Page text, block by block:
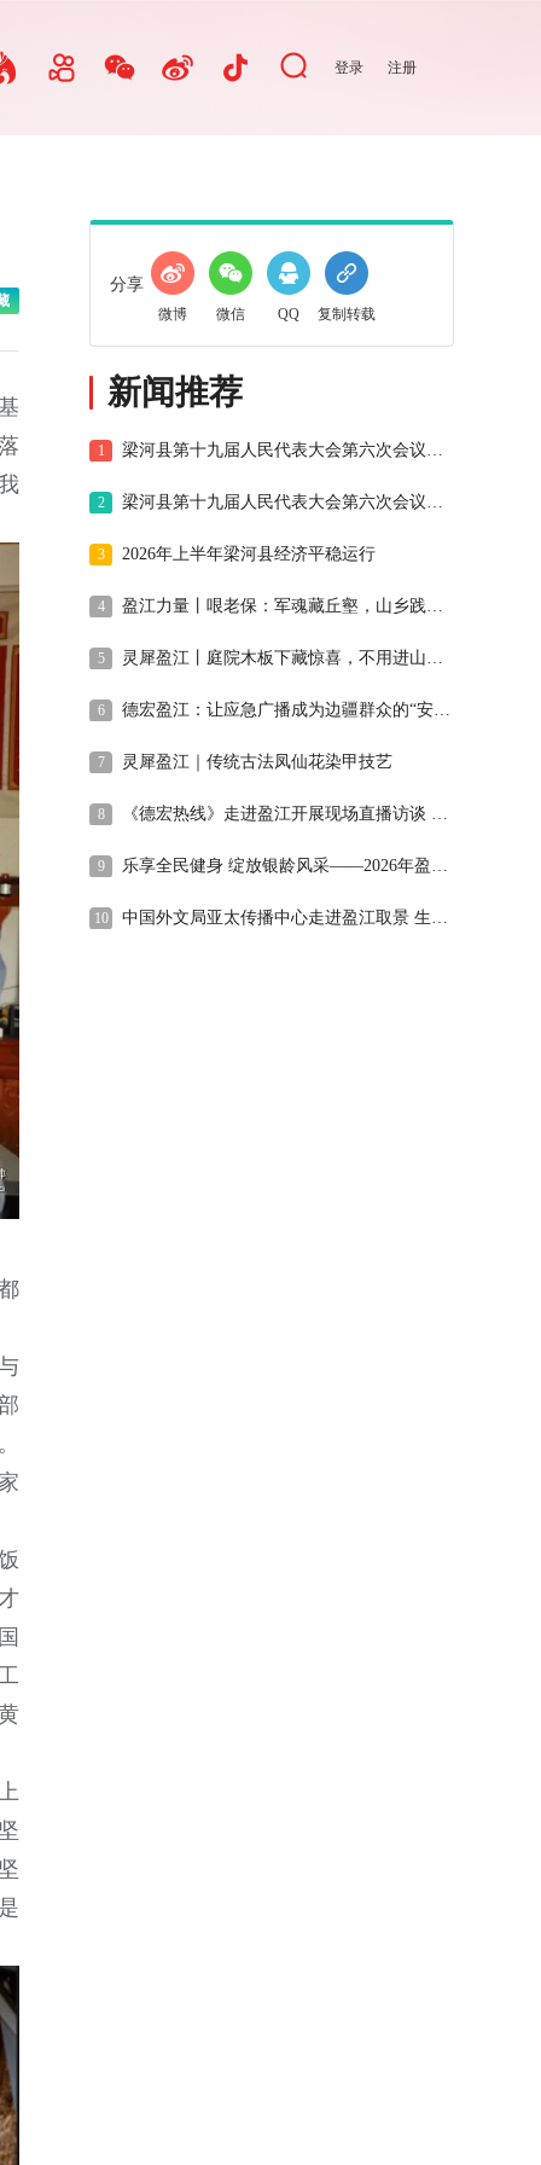
登录 注册
分享
微博 微信 QQ 复制转载
新闻推荐
1 梁河县第十九届人民代表大会第六次会议开幕
2 梁河县第十九届人民代表大会第六次会议胜利闭幕
3 2026年上半年梁河县经济平稳运行
4 盈江力量丨哏老保：军魂藏丘壑，山乡践初心
5 灵犀盈江丨庭院木板下藏惊喜，不用进山也能找到鸡枞！
6 德宏盈江：让应急广播成为边疆群众的“安全之声”
7 灵犀盈江｜传统古法凤仙花染甲技艺
8 《德宏热线》走进盈江开展现场直播访谈 直面民生诉求 回应群众关切
9 乐享全民健身 绽放银龄风采——2026年盈江县老年人“全民健身日”健身展示活动圆满举行
10 中国外文局亚太传播中心走进盈江取景 生态之美赋能国际传播